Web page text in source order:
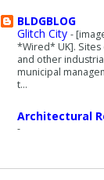
BLDGBLOG
Glitch City -
*Wired* UK].
and other
municipal
t...
Architectural
-